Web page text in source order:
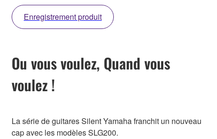
Enregistrement produit
Ou vous voulez, Quand vous
voulez !
La série de guitares Silent Yamaha franchit un nouveau
cap avec les modèles SLG200.